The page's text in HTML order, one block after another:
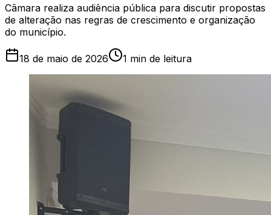
Câmara realiza audiência pública para discutir propostas
de alteração nas regras de crescimento e organização
do município.
18 de maio de 2026 1 min de leitura